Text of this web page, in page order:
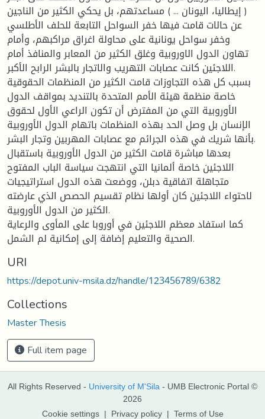
( إيطاليا، اليونان ... ) مساعدتهم، بل يحكي الكثير من الناجين
عن حالات قامت فيها خفر السواحل التابعة للحلف الأطلسي
وخفر سواحل يونانية على محاولة اغراق مراكبهم، وأمام
تهاون الدول الاوروبية وغلق الكثير من المعابر والمنافذ أمام
اللاجئين كانت عصابات التهريب والاتجار بالبشر الرابح الأكبر.
بسبب كل هذه التجاوزات قامت الكثير من المنظمات الحقوقية
خاصة منظمة هيئة الأمم المتحدة بالتنديد بمواقف الدول
الأوروبية التي من المفترض أن تكون الراعي الأول لحقوق
الإنسان بل وصل الحد بهذه المنظمات باتهام الدول الأوروبية
بأنها شريك في هذه الجرائم مع عصابات المهربين وتجار البشر.
بعدها مباشرة قامت الكثير من الدول الأوروبية باستقبال
اللاجئين خاصة ألمانيا التي انتهجت سياسة الباب المفتوح
متجاهلة اتفاقية دبلن، ووضعت هذه الدول استراتيجيات
لاحتواء اللاجئين كان أولها نظام تقسيم الحصص الذي عارضته
الكثير من الدول الأوروبية.
كما استفاد معظم اللاجئين في أوروبا على المأوى والرعاية
الصحية والتعليم إضافة إلى إمكانية لم الشمل.
URI
https://depot.univ-msila.dz/handle/123456789/6382
Collections
Master Thesis
Full item page
All Rights Reserved - University of M'Sila - UMB Electronic Portal ©
2026
Cookie settings | Privacy policy | Terms of Use